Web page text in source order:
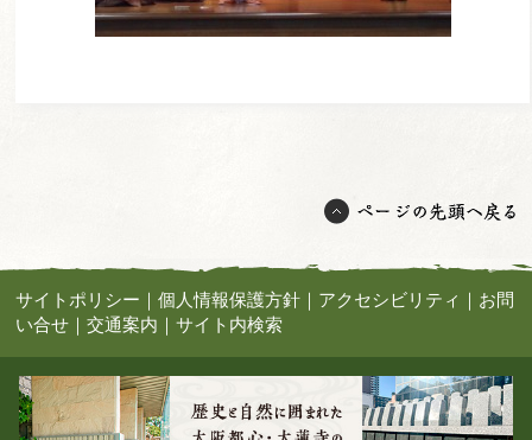
サイトポリシー ｜個人情報保護方針 ｜ アクセシビリティ ｜ お問
い合せ ｜交通案内 ｜サイト内検索